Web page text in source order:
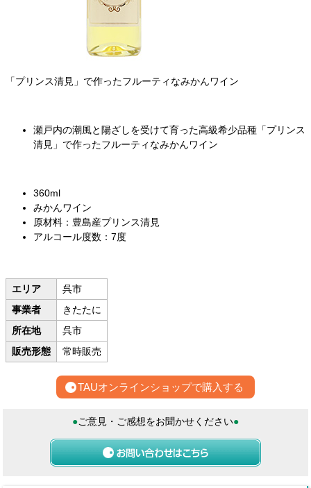
「プリンス清見」で作ったフルーティなみかんワイン
瀬戸内の潮風と陽ざしを受けて育った高級希少品種「プリンス
清見」で作ったフルーティなみかんワイン
360ml
みかんワイン
原材料：豊島産プリンス清見
アルコール度数：7度
エリア
呉市
事業者
きたたに
所在地
呉市
販売形態
常時販売
TAUオンラインショップで購入する
●ご意見・ご感想をお聞かせください●